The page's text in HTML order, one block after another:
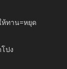
ห้ทาน=หยุด
ปง